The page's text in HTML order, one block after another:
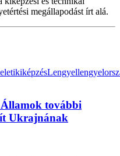
megállapodást írt alá.
kiképzésLengyel
Államok további
Ukrajnának